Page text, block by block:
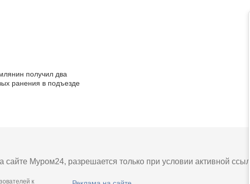
получил два
ранения в подъезде
Муром24, разрешается только при условии активной
к